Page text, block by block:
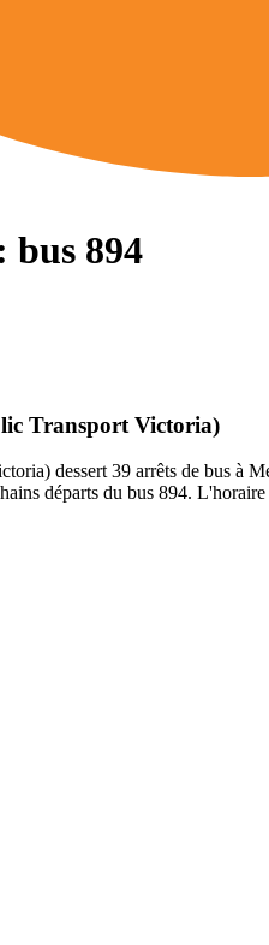
894
Transport Victoria)
dessert 39 arrêts de bus à
départs du bus 894.